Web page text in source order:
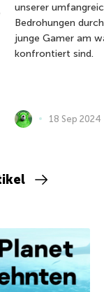
unserer
Bedrohungen
junge Gamer am
konfrontiert sind.
18 Sep 2024